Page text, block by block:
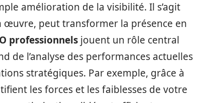
amélioration de la visibilité. Il s’agit
œuvre, peut transformer la présence en
professionnels jouent un rôle central
de l’analyse des performances actuelles
stratégiques. Par exemple, grâce à
les forces et les faiblesses de votre